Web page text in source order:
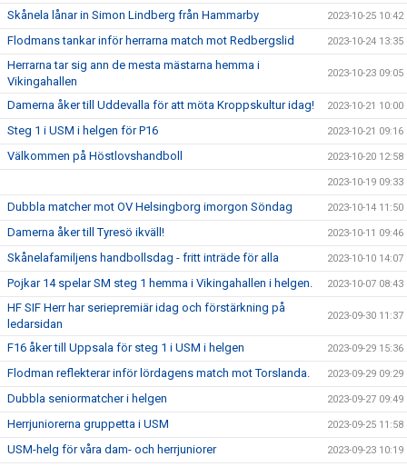
Skånela lånar in Simon Lindberg från Hammarby 2023-10-25 10:42
Flodmans tankar inför herrarna match mot Redbergslid 2023-10-24 13:35
Herrarna tar sig ann de mesta mästarna hemma i
Vikingahallen
2023-10-23 09:05
Damerna åker till Uddevalla för att möta Kroppskultur idag! 2023-10-21 10:00
Steg 1 i USM i helgen för P16 2023-10-21 09:16
Välkommen på Höstlovshandboll 2023-10-20 12:58
2023-10-19 09:33
Dubbla matcher mot OV Helsingborg imorgon Söndag 2023-10-14 11:50
Damerna åker till Tyresö ikväll! 2023-10-11 09:46
Skånelafamiljens handbollsdag - fritt inträde för alla 2023-10-10 14:07
Pojkar 14 spelar SM steg 1 hemma i Vikingahallen i helgen. 2023-10-07 08:43
HF SIF Herr har seriepremiär idag och förstärkning på
ledarsidan
2023-09-30 11:37
F16 åker till Uppsala för steg 1 i USM i helgen 2023-09-29 15:36
Flodman reflekterar inför lördagens match mot Torslanda. 2023-09-29 09:29
Dubbla seniormatcher i helgen 2023-09-27 09:49
Herrjuniorerna gruppetta i USM 2023-09-25 11:58
USM-helg för våra dam- och herrjuniorer 2023-09-23 10:19